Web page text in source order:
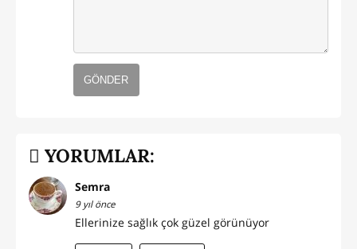
GÖNDER
YORUMLAR:
Semra
9 yıl önce
Ellerinize sağlık çok güzel görünüyor